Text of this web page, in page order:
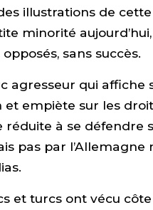
illustrations de
minorité aujourd’hui,
sans succès.
agresseur qui affiche
et empiète sur les
réduite à se défendre
pas par l’Allemagne
et turcs ont vécu